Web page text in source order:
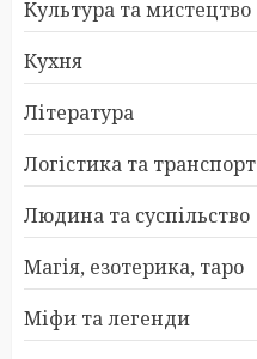
Культура та мистецтво
Кухня
Література
Логістика та транспорт
Людина та суспільство
Магія, езотерика, таро
Міфи та легенди